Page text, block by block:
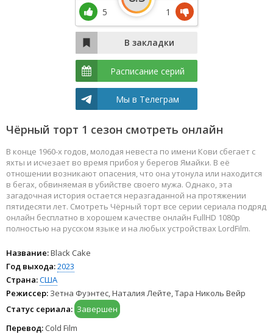
Чёрный торт 1 сезон смотреть онлайн
В конце 1960-х годов, молодая невеста по имени Кови сбегает с
яхты и исчезает во время прибоя у берегов Ямайки. В её
отношении возникают опасения, что она утонула или находится
в бегах, обвиняемая в убийстве своего мужа. Однако, эта
загадочная история остается неразгаданной на протяжении
пятидесяти лет. Смотреть Чёрный торт все серии сериала подряд
онлайн бесплатно в хорошем качестве онлайн FullHD 1080p
полностью на русском языке и на любых устройствах LordFilm.
Название:Black Cake
Год выхода:2023
Страна:США
Режиссер: Зетна Фуэнтес, Наталия Лейте, Тара Николь Вейр
Статус сериала: Завершен
Перевод: Cold Film
5 1
Расписание серий
Мы в Телеграм